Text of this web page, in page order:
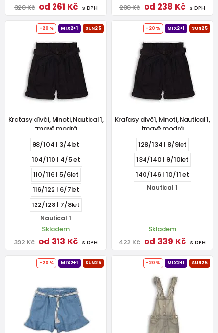
328 Kč od 261 Kč s DPH
298 Kč od 238 Kč s DPH
-20% MIX2+1 SUN25
Kraťasy dívčí, Minoti, Nautical 1,
tmavě modrá
98/104 | 3/4let
104/110 | 4/5let
110/116 | 5/6let
116/122 | 6/7let
122/128 | 7/8let
Nautical 1
Skladem
392 Kč od 313 Kč s DPH
-20% MIX2+1 SUN25
Kraťasy dívčí, Minoti, Nautical 1,
tmavě modrá
128/134 | 8/9let
134/140 | 9/10let
140/146 | 10/11let
Nautical 1
Skladem
422 Kč od 339 Kč s DPH
-20% MIX2+1 SUN25 -20% MIX2+1 SUN25